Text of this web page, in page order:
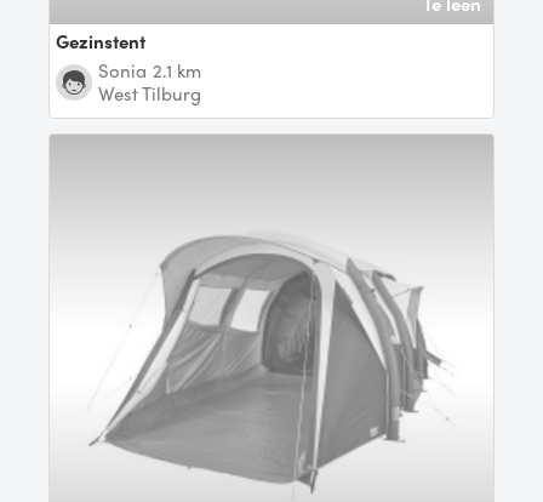
Gezinstent
Sonia 2.1 km
West Tilburg